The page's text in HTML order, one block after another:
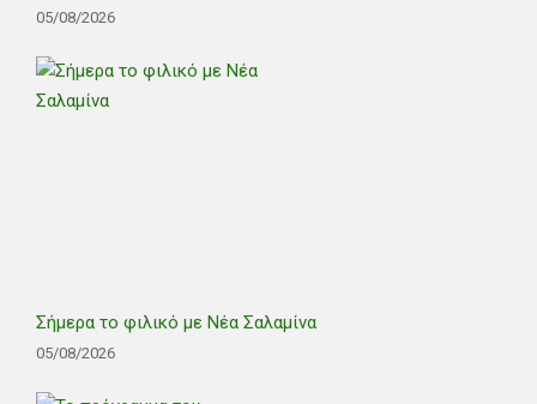
05/08/2026
Σήμερα το φιλικό με Νέα Σαλαμίνα
05/08/2026